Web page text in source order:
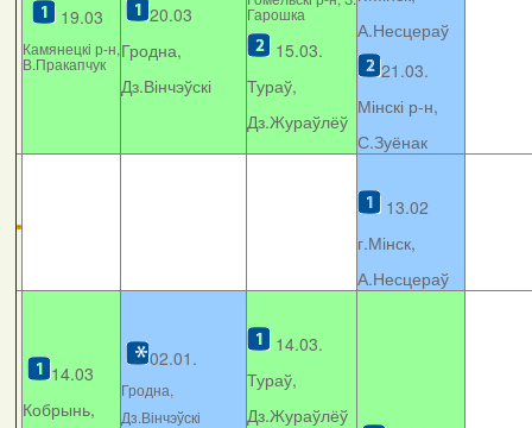
19.03
Камянецкі р-н,
В.Пракапчук
20.03
Гродна,
Дз.Вінчэўскі
Гарошка
15.03.
Тураў,
Дз.Жураўлёў
А.Несцераў
21.03.
Мінскі р-н,
С.Зуёнак
13.02
г.Мінск,
А.Несцераў
14.03
Кобрынь,
02.01.
Гродна,
Дз.Вінчэўскі
14.03.
Тураў,
Дз.Жураўлёў